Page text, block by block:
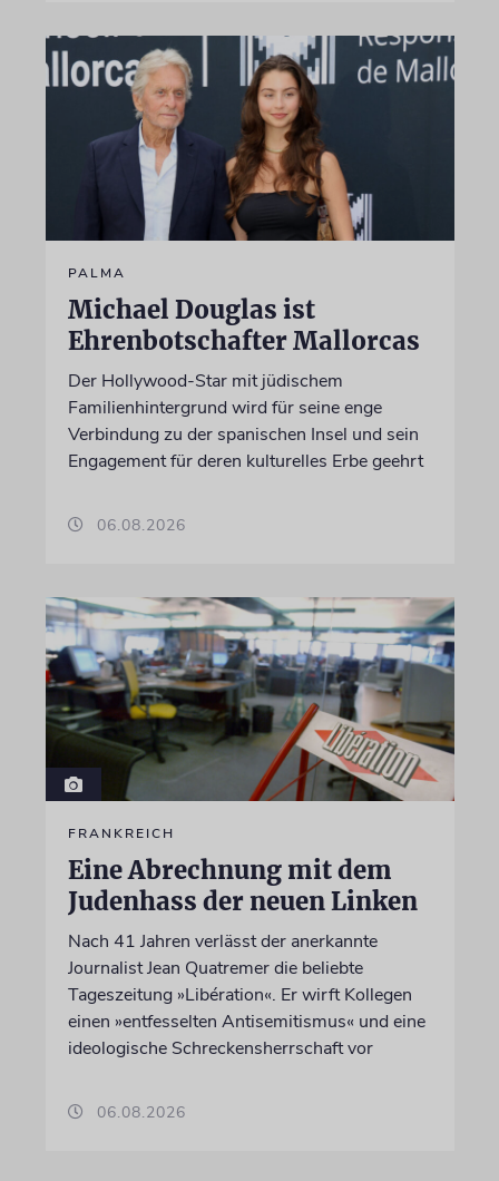
PALMA
Michael Douglas ist
Ehrenbotschafter Mallorcas
Der Hollywood-Star mit jüdischem
Familienhintergrund wird für seine enge
Verbindung zu der spanischen Insel und sein
Engagement für deren kulturelles Erbe geehrt
06.08.2026
FRANKREICH
Eine Abrechnung mit dem
Judenhass der neuen Linken
Nach 41 Jahren verlässt der anerkannte
Journalist Jean Quatremer die beliebte
Tageszeitung »Libération«. Er wirft Kollegen
einen »entfesselten Antisemitismus« und eine
ideologische Schreckensherrschaft vor
06.08.2026